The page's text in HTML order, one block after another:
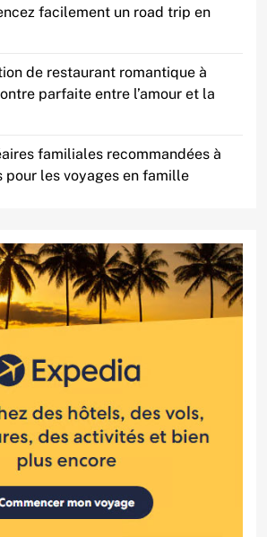
facilement un road trip en
de restaurant romantique à
parfaite entre l’amour et la
familiales recommandées à
pour les voyages en famille